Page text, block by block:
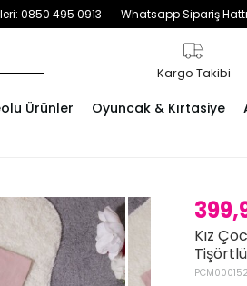
0850 495 0913 Whatsapp Sipariş
Kargo Takibi
Ürünler Oyuncak & Kırtasiye
Kız